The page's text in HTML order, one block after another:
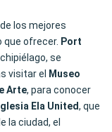
los mejores
que ofrecer. Port
se
visitar el
Museo
Arte, para conocer
Iglesia Ela United, que
la ciudad, el